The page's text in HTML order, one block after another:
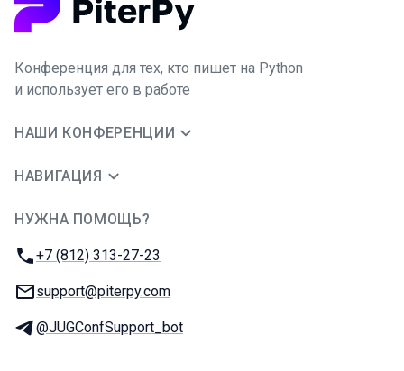
Конференция для тех, кто пишет на Python
и использует его в работе
НАШИ КОНФЕРЕНЦИИ
НАВИГАЦИЯ
НУЖНА ПОМОЩЬ?
Телефон:
+7 (812) 313-27-23
E-mail:
support@piterpy.com
Телеграм:
@JUGConfSupport_bot